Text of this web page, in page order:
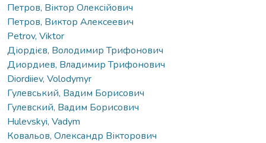
Петров, Віктор Олексійович
Петров, Виктор Алексеевич
Petrov, Viktor
Діордієв, Володимир Трифонович
Диордиев, Владимир Трифонович
Diordiiev, Volodymyr
Гулевський, Вадим Борисович
Гулевский, Вадим Борисович
Hulevskyi, Vadym
Ковальов, Олександр Вікторович